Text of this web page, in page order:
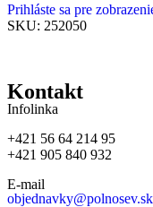
Prihláste sa pre
SKU: 252050
Kontakt
Infolinka
+421 56 64 214 95
+421 905 840 932
E-mail
objednavky@polnosev.sk